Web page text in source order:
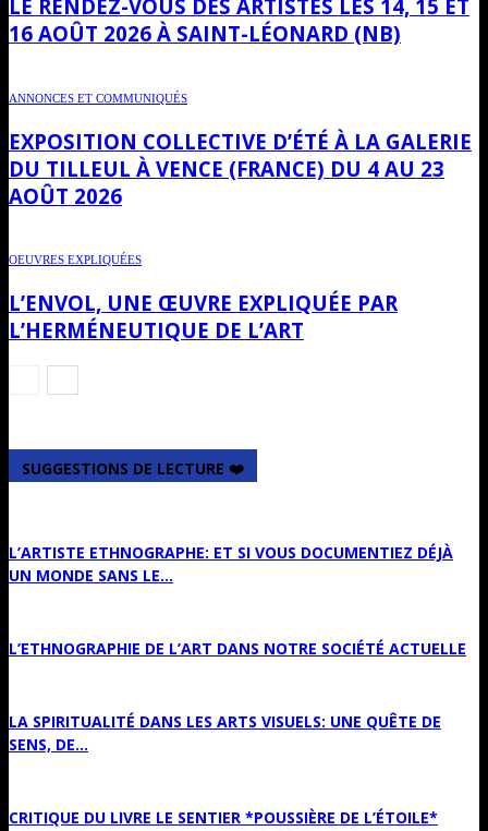
LE RENDEZ-VOUS DES ARTISTES LES 14, 15 ET
16 AOÛT 2026 À SAINT-LÉONARD (NB)
ANNONCES ET COMMUNIQUÉS
EXPOSITION COLLECTIVE D’ÉTÉ À LA GALERIE
DU TILLEUL À VENCE (FRANCE) DU 4 AU 23
AOÛT 2026
OEUVRES EXPLIQUÉES
L’ENVOL, UNE ŒUVRE EXPLIQUÉE PAR
L’HERMÉNEUTIQUE DE L’ART
SUGGESTIONS DE LECTURE ❤️
L’ARTISTE ETHNOGRAPHE: ET SI VOUS DOCUMENTIEZ DÉJÀ
UN MONDE SANS LE...
L’ETHNOGRAPHIE DE L’ART DANS NOTRE SOCIÉTÉ ACTUELLE
LA SPIRITUALITÉ DANS LES ARTS VISUELS: UNE QUÊTE DE
SENS, DE...
CRITIQUE DU LIVRE LE SENTIER *POUSSIÈRE DE L’ÉTOILE*